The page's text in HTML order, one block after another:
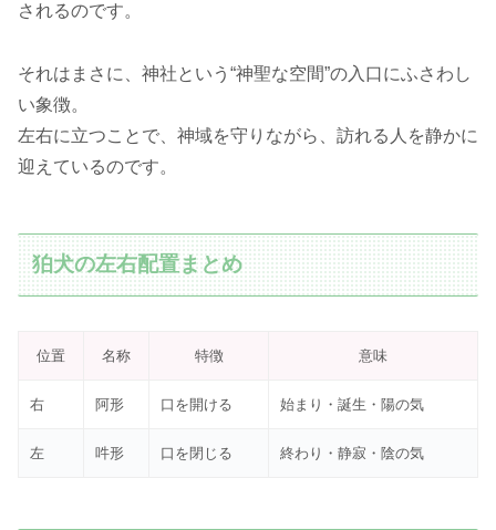
されるのです。
それはまさに、神社という“神聖な空間”の入口にふさわし
い象徴。
左右に立つことで、神域を守りながら、訪れる人を静かに
迎えているのです。
狛犬の左右配置まとめ
位置 名称 特徴 意味
右 阿形 口を開ける 始まり・誕生・陽の気
左 吽形 口を閉じる 終わり・静寂・陰の気